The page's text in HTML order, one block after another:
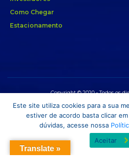
Como Chegar
Estacionamento
Copyright © 2020 - Todos os
Translate »
Este site utiliza cookies para a sua
estiver de acordo basta clicar
dúvidas, acesse nossa
Aceitar